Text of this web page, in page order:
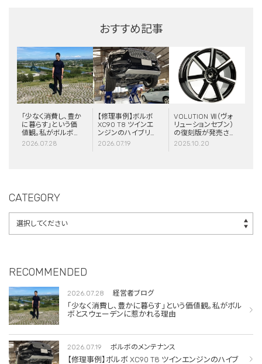
おすすめ記事
「少なく消費し、豊か
に暮らす」という価
値観。私がボルボと
スウェーデンに惹か
2026.07.28
【修理事例】ボルボ
XC90 T8 ツインエ
ンジンのハイブリッ
ドシステム故障・
2026.07.19
VOLUTION Ⅶ（ヴォ
リューションセブン）
の復刻版が発売さ
れました！
2025.10.20
CATEGORY
RECOMMENDED
2026.07.28 経営者ブログ
「少なく消費し、豊かに暮らす」という価値観。私がボル
ボとスウェーデンに惹かれる理由
2026.07.19 ボルボのメンテナンス
【修理事例】ボルボ XC90 T8 ツインエンジンのハイブ